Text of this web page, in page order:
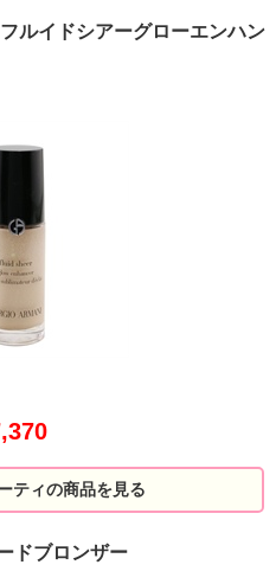
ルイドシアーグローエンハン
ティの商品を見る
ドブロンザー